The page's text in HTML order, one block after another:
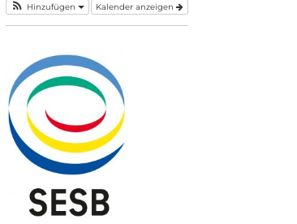
Kalender anzeigen
Hinzufügen